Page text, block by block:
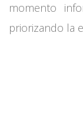
momento
priorizando la